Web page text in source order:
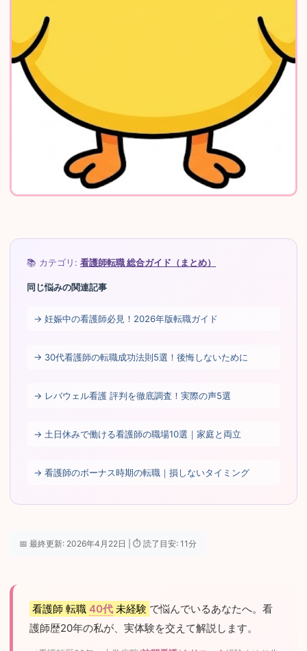
📚 カテゴリ: 看護師転職 総合ガイド（まとめ）
同じ悩みの関連記事
→ 妊娠中の看護師必見！2026年版転職ガイド
→ 30代看護師の転職成功法則5選！後悔しないために
→ レバウェル看護 評判を徹底調査！実際の声5選
→ 土日休みで働ける看護師の職場10選｜家庭と両立
→ 看護師のボーナス時期の転職｜損しないタイミング
📅 最終更新: 2026年4月22日 | ⏱ 読了目安: 11分
看護師 転職 40代 未経験 で悩んでいるあなたへ。看
護師歴20年の私が、実体験を交えて解説します。